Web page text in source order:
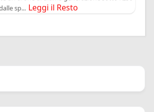
sp... Leggi il Resto